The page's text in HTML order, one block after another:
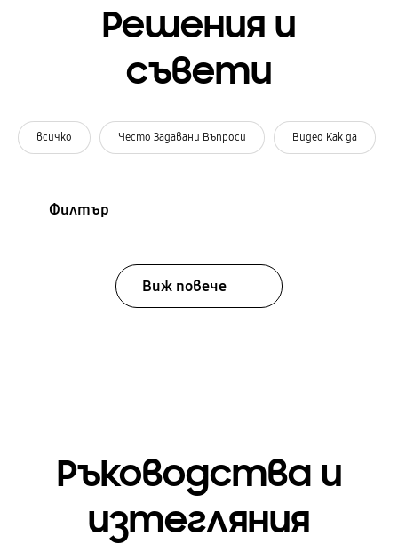
Решения и
съвети
всичко Често Задавани Въпроси Видео Как да
Филтър
Виж повече
Ръководства и
изтегляния